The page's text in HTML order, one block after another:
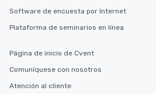
Software de encuesta por Internet
Plataforma de seminarios en línea
Página de inicio de Cvent
Comuníquese con nosotros
Atención al cliente